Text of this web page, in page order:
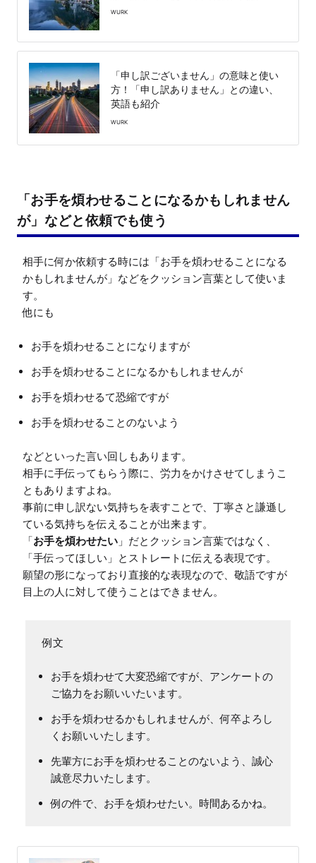
WURK
「申し訳ございません」の意味と使い
方！「申し訳ありません」との違い、
英語も紹介
WURK
「お手を煩わせることになるかもしれません
が」などと依頼でも使う
相手に何か依頼する時には「お手を煩わせることになる
かもしれませんが」などをクッション言葉として使いま
す。
お手を煩わせることになりますが
お手を煩わせることになるかもしれませんが
お手を煩わせるて恐縮ですが
お手を煩わせることのないよう
などといった言い回しもあります。
相手に手伝ってもらう際に、労力をかけさせてしまうこ
ともありますよね。
事前に申し訳ない気持ちを表すことで、丁寧さと謙遜し
ている気持ちを伝えることが出来ます。
「お手を煩わせたい 」だとクッション言葉ではなく、
「手伝ってほしい」とストレートに伝える表現です。
願望の形になっており直接的な表現なので、敬語ですが
お手を煩わせて大変恐縮ですが、アンケートの
ご協力をお願いいたいます。
お手を煩わせるかもしれませんが、何卒よろし
くお願いいたします。
先輩方にお手を煩わせることのないよう、誠心
誠意尽力いたします。
例の件で、お手を煩わせたい。時間あるかね。